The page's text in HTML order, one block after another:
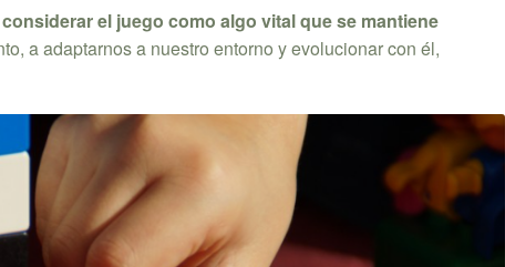
el juego como algo vital que se mantiene
a adaptarnos a nuestro entorno y evolucionar con él,